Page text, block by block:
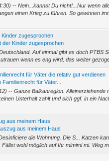
-- Nein...kannst Du nicht!...Nur wenn
einen Krieg zu führen. So gewinnen
zugesprochen
der Kinder zugesprochen
Auf einmal gibt es doch PTBS
wenn es eng wird, das weiter
für Väter die relativ gut verdienen
für Väter...
-- Ganze Balkanregion. Alleinerziehende
Unterhalt zahlt und sich ggf. in ein
aus meinem Haus
aus meinem Haus
die Wohnung. Die S... Katzen
wohl möglich auf Ihr mimimi mi. Weg